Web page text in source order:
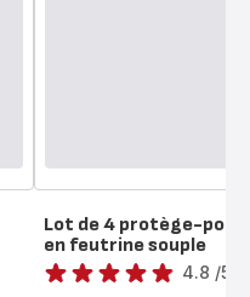
Lot de 4 protège-
en feutrine souple
Note
4.8 /5